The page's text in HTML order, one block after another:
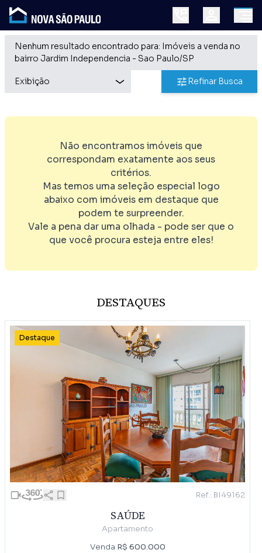
Nenhum resultado encontrado para: Imóveis a venda no
bairro Jardim Independencia - Sao Paulo/SP
Refinar Busca
Não encontramos imóveis que
correspondam exatamente aos seus
critérios.
Mas temos uma seleção especial logo
abaixo com imóveis em destaque que
podem te surpreender.
Vale a pena dar uma olhada - pode ser que o
que você procura esteja entre eles!
DESTAQUES
Destaque
Ref.: BI49162
SAÚDE
Apartamento
Venda R$ 600.000